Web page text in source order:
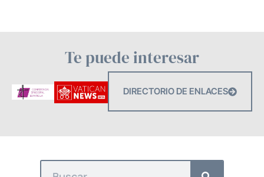
Te puede interesar
DIRECTORIO DE ENLACES